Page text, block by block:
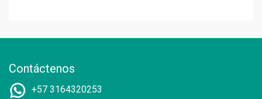
Contáctenos
+57 3164320253